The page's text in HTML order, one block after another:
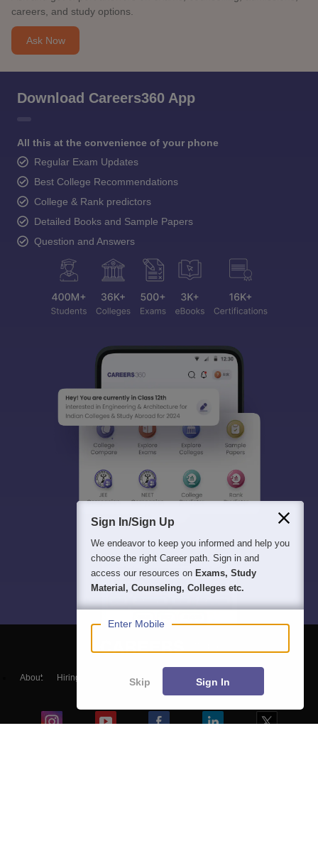
careers, and study options.
Ask Now
Download Careers360 App
All this at the convenience of your phone
Regular Exam Updates
Best College Recommendations
College & Rank predictors
Detailed Books and Sample Papers
Question and Answers
About Hiring Magazine हिंदी न्यूज़
Sign In/Sign Up
We endeavor to keep you informed and help you
choose the right Career path. Sign in and
access our resources on Exams, Study
Material, Counseling, Colleges etc.
Enter Mobile
Skip Sign In